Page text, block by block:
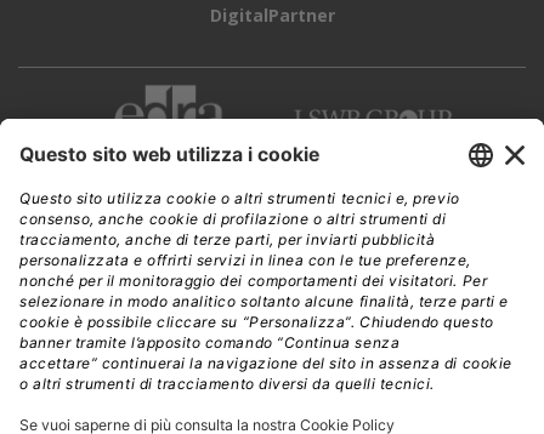
DigitalPartner
CWI è una testata giornalistica diEdra Edizioni s.r.l.
Direzione, amministrazione, redazione, pubblicità
Viale Enrico Forlanini 21 - 20134 Milano
Tel. +39 02 881841
C.F./P IVA 13002100157
www.edraedizioni.it|Privacy
Follow Us